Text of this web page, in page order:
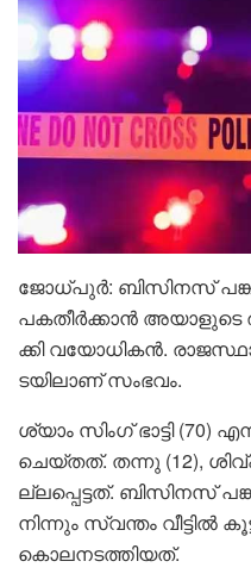
ജോ​ധ്പു​ർ: ബി​സി​ന​സ്
പകതീർക്കാൻ അ​യാ​ളു​ടെ
ക്കി വ​യോ​ധി​ക​ൻ.
ട​യി​ലാ​ണ് സം​ഭ​വം.
ശ്യാം ​സിം​ഗ് ഭാ​ട്ടി
ചെയ്ത​ത്. ത​ന്നു (12),
ല്ല​പ്പെ​ട്ട​ത്. ബി​സി​ന​സ്
നി​ന്നും സ്വ​ന്തം വീ​ട്ടി​ൽ
കൊ​ല​ന​ട​ത്തി​യ​ത്.